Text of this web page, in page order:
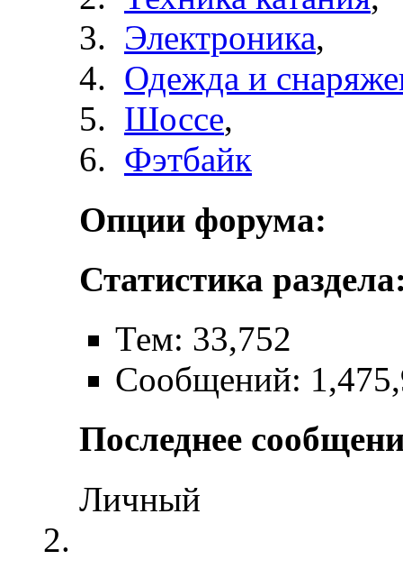
Электроника,
Одежда и
Шоссе,
Фэтбайк
Опции форума:
Статистика
Тем: 33,752
Сообщений:
Последнее
Личный